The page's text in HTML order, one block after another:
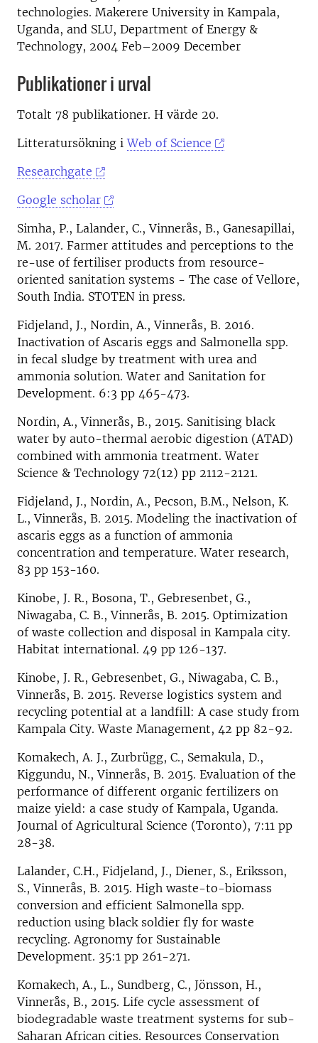
technologies. Makerere University in Kampala,
Uganda, and SLU, Department of Energy &
Technology, 2004 Feb–2009 December
Publikationer i urval
Totalt 78 publikationer. H värde 20.
Litteratursökning iWeb of Science
Researchgate
Google scholar
Simha, P., Lalander, C., Vinnerås, B., Ganesapillai,
M. 2017. Farmer attitudes and perceptions to the
re-use of fertiliser products from resource-
oriented sanitation systems - The case of Vellore,
South India. STOTEN in press.
Fidjeland, J., Nordin, A., Vinnerås, B. 2016.
Inactivation of Ascaris eggs and Salmonella spp.
in fecal sludge by treatment with urea and
ammonia solution. Water and Sanitation for
Development. 6:3 pp 465-473.
Nordin, A., Vinnerås, B., 2015. Sanitising black
water by auto-thermal aerobic digestion (ATAD)
combined with ammonia treatment. Water
Science & Technology 72(12) pp 2112-2121.
Fidjeland, J., Nordin, A., Pecson, B.M., Nelson, K.
L., Vinnerås, B. 2015. Modeling the inactivation of
ascaris eggs as a function of ammonia
concentration and temperature. Water research,
83 pp 153-160.
Kinobe, J. R., Bosona, T., Gebresenbet, G.,
Niwagaba, C. B., Vinnerås, B. 2015. Optimization
of waste collection and disposal in Kampala city.
Habitat international. 49 pp 126-137.
Kinobe, J. R., Gebresenbet, G., Niwagaba, C. B.,
Vinnerås, B. 2015. Reverse logistics system and
recycling potential at a landfill: A case study from
Kampala City. Waste Management, 42 pp 82-92.
Komakech, A. J., Zurbrügg, C., Semakula, D.,
Kiggundu, N., Vinnerås, B. 2015. Evaluation of the
performance of different organic fertilizers on
maize yield: a case study of Kampala, Uganda.
Journal of Agricultural Science (Toronto), 7:11 pp
28-38.
Lalander, C.H., Fidjeland, J., Diener, S., Eriksson,
S., Vinnerås, B. 2015. High waste-to-biomass
conversion and efficient Salmonella spp.
reduction using black soldier fly for waste
recycling. Agronomy for Sustainable
Development. 35:1 pp 261-271.
Komakech, A., L., Sundberg, C., Jönsson, H.,
Vinnerås, B., 2015. Life cycle assessment of
biodegradable waste treatment systems for sub-
Saharan African cities. Resources Conservation